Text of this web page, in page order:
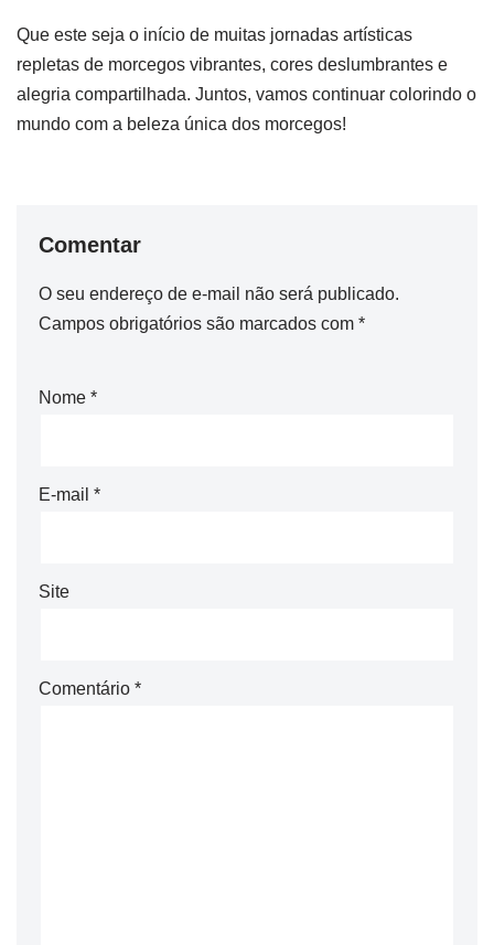
Que este seja o início de muitas jornadas artísticas
repletas de morcegos vibrantes, cores deslumbrantes e
alegria compartilhada. Juntos, vamos continuar colorindo o
mundo com a beleza única dos morcegos!
Comentar
O seu endereço de e-mail não será publicado.
Campos obrigatórios são marcados com *
Nome *
E-mail *
Site
Comentário *